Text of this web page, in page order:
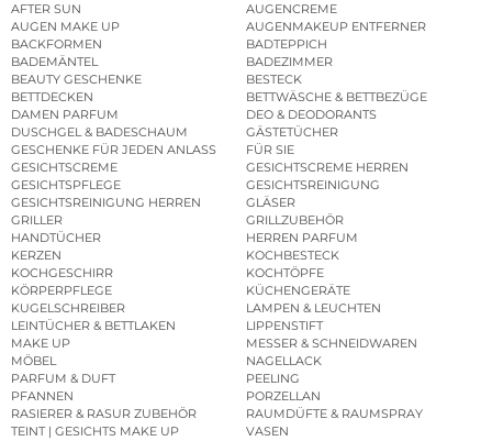
AFTER SUN
AUGENCREME
AUGEN MAKE UP
AUGENMAKEUP ENTFERNER
BACKFORMEN
BADTEPPICH
BADEMÄNTEL
BADEZIMMER
BEAUTY GESCHENKE
BESTECK
BETTDECKEN
BETTWÄSCHE & BETTBEZÜGE
DAMEN PARFUM
DEO & DEODORANTS
DUSCHGEL & BADESCHAUM
GÄSTETÜCHER
GESCHENKE FÜR JEDEN ANLASS
FÜR SIE
GESICHTSCREME
GESICHTSCREME HERREN
GESICHTSPFLEGE
GESICHTSREINIGUNG
GESICHTSREINIGUNG HERREN
GLÄSER
GRILLER
GRILLZUBEHÖR
HANDTÜCHER
HERREN PARFUM
KERZEN
KOCHBESTECK
KOCHGESCHIRR
KOCHTÖPFE
KÖRPERPFLEGE
KÜCHENGERÄTE
KUGELSCHREIBER
LAMPEN & LEUCHTEN
LEINTÜCHER & BETTLAKEN
LIPPENSTIFT
MAKE UP
MESSER & SCHNEIDWAREN
MÖBEL
NAGELLACK
PARFUM & DUFT
PEELING
PFANNEN
PORZELLAN
RASIERER & RASUR ZUBEHÖR
RAUMDÜFTE & RAUMSPRAY
TEINT | GESICHTS MAKE UP
VASEN